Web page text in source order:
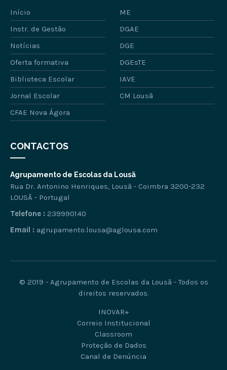
Início
ME
Instr. de Gestão
DGAE
Notícias
DGE
Oferta formativa
DGEsTE
Biblioteca Escolar
IAVE
Jornal Escolar
CM Lousã
CFAE Nova Ágora
CONTACTOS
Agrupamento de Escolas da Lousã
Rua Dr. Antonino Henriques, Lousã - Coimbra 3200-232
LOUSÃ - Portugal
Telefone : 239990140
Email : agrupamento.lousa@aglousa.com
© 2019 - Agrupamento de Escolas da Lousã - Todos os
direitos reservados.
INOVAR+
Correio Institucional
Classroom
Proteção de Dados
Canal de Denúncia